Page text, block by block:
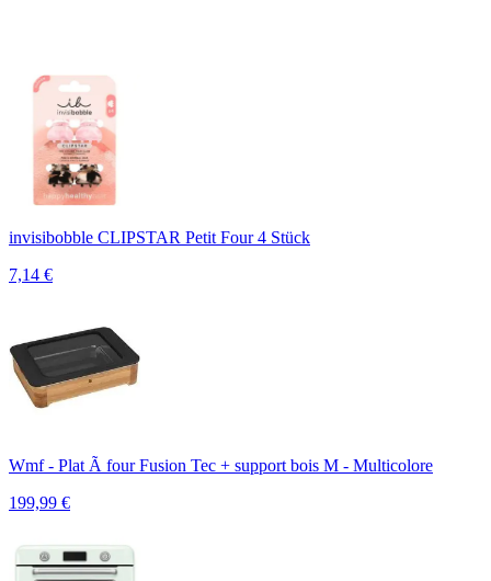
invisibobble CLIPSTAR Petit Four 4 Stück
7,14 €
Wmf - Plat Ã four Fusion Tec + support bois M - Multicolore
199,99 €